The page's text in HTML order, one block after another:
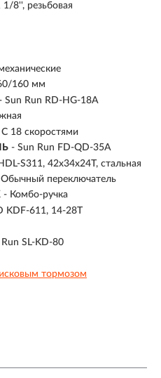
1/8'', резьбовая
160 мм
- Sun Run RD-HG-18A
С 18 скоростями
- Sun Run FD-QD-35A
S311, 42x34x24T, стальная
переключатель
- Комбо-ручка
KDF-611, 14-28T
SL-KD-80
тормозом